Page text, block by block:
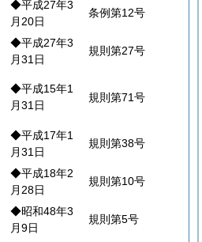
◆平成27年3
月20日
条例第12号
◆平成27年3
月31日
規則第27号
◆平成15年1
月31日
規則第71号
◆平成17年1
月31日
規則第38号
◆平成18年2
月28日
規則第10号
◆昭和48年3
月9日
規則第5号